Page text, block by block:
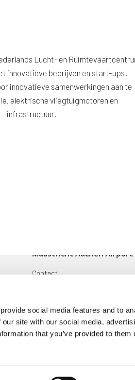
social media features and to
site with our social media,
that you’ve provided to them
Lucht- en
innovatieve bedrijven en start-ups.
innovatieve samenwerkingen aan te
elektrische vliegtuigmotoren en
infrastructuur.
Maastricht Aachen Airport
Contact
Voorwaarden en reglementen
Disclaimer